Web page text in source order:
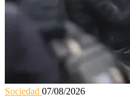
Sociedad 07/08/2026